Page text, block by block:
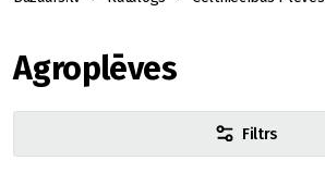
Agroplēves
Filtrs